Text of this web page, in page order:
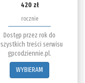
420 zł
rocznie
Dostęp przez rok do
treści serwisu
gpcodziennie.pl.
WYBIERAM